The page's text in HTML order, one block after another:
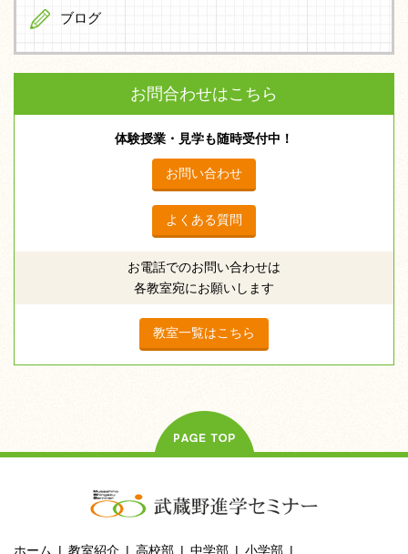
ブログ
お問合わせはこちら
体験授業・見学も随時受付中！
お問い合わせ
よくある質問
お電話でのお問い合わせは
各教室宛にお願いします
教室一覧はこちら
ホーム 教室紹介 高校部 中学部 小学部